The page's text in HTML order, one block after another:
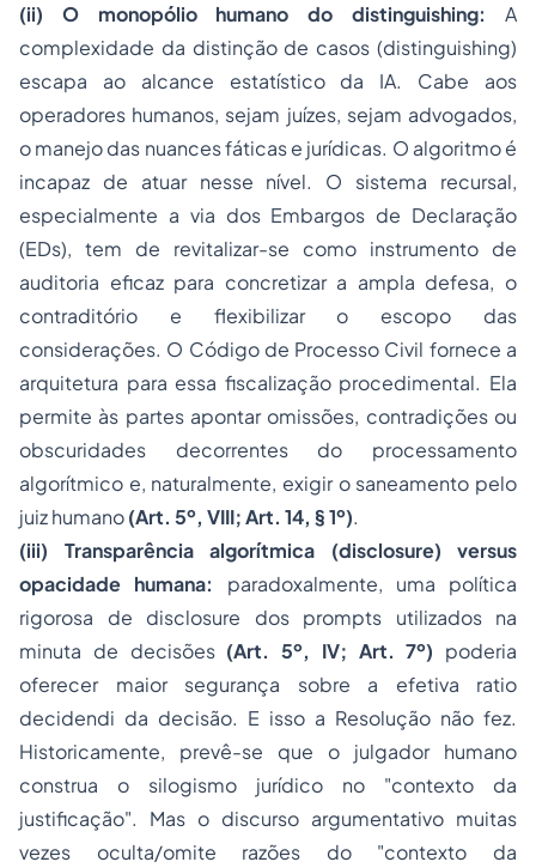
(ii) O monopólio humano dodistinguishing:
A
complexidade da distinção de casos (distinguishing)
escapa ao alcance estatístico da IA. Cabe aos
operadores humanos, sejam juízes, sejam advogados,
o manejo das nuances fáticas e jurídicas. O algoritmo é
incapaz de atuar nesse nível. O sistema recursal,
especialmente a via dos Embargos de Declaração
(EDs), tem de revitalizar-se como instrumento de
auditoria eficaz para concretizar a ampla defesa, o
contraditório e flexibilizar o escopo das
considerações. O Código de Processo Civil fornece a
arquitetura para essa fiscalização procedimental. Ela
permite às partes apontar omissões, contradições ou
obscuridades decorrentes do processamento
algorítmico e, naturalmente, exigir o saneamento pelo
juiz humano(Art. 5º, VIII; Art. 14, § 1º).
(iii) Transparência algorítmica (disclosure) versus
opacidade humana:
paradoxalmente, uma política
rigorosa de disclosure dos prompts utilizados na
minuta de decisões (Art. 5º, IV; Art. 7º) poderia
oferecer maior segurança sobre a efetiva ratio
decidendi da decisão. E isso a Resolução não fez.
Historicamente, prevê-se que o julgador humano
construa o silogismo jurídico no "contexto da
justificação". Mas o discurso argumentativo muitas
vezes oculta/omite razões do "contexto da